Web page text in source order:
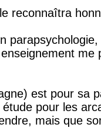
reconnaîtra
me
est pour sa
pour les
mais que